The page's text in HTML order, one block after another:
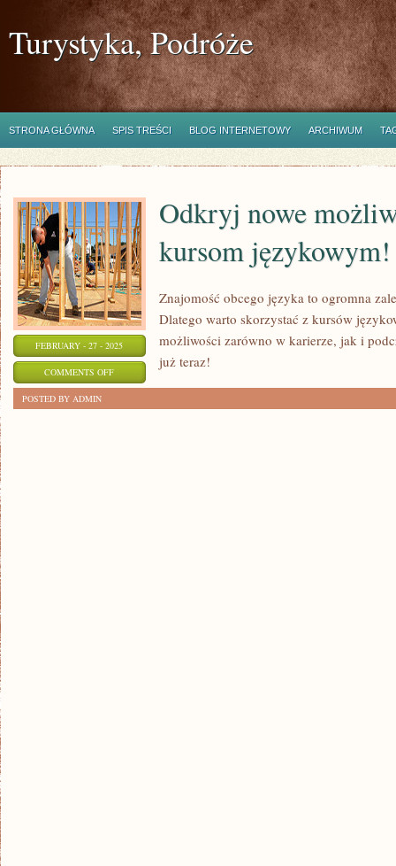
Turystyka, Podróże
STRONA GŁÓWNA SPIS TREŚCI BLOG INTERNETOWY ARCHIWUM
FEBRUARY - 27 - 2025
COMMENTS OFFON
Odkryj nowe
kursom językowym!
Znajomość obcego języka to ogromna
Dlatego warto skorzystać z kursów
możliwości zarówno w karierze, jak i
już teraz!
POSTED BY ADMIN